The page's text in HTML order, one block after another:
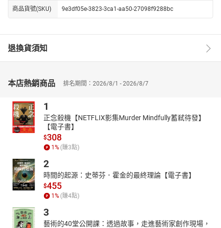
商品貨號(SKU) 9e3df05e-3823-3ca1-aa50-27098f9288bc
退換貨須知
本店熱銷商品 排名期間：2026/8/1 - 2026/8/7
1
正念殺機【NETFLIX影集Murder Mindfully蓄弒待發】
【電子書】
$308
1 % (賺3點)
2
時間的起源：史蒂芬．霍金的最終理論【電子書】
$455
1 % (賺4點)
3
藝術的40堂公開課：透過故事，走進藝術家創作現場，